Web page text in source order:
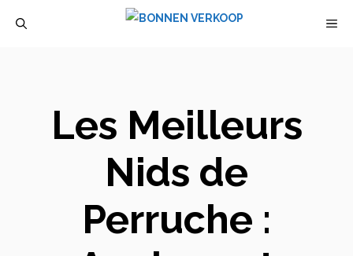
Les Meilleurs
Nids de
Perruche :